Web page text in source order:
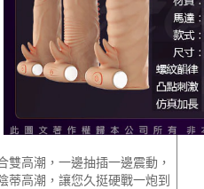
雙高潮，一邊抽插一邊震動，
蒂高潮，讓您久挺硬戰一炮到